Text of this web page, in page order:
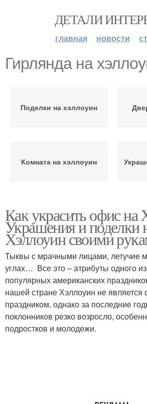
ДЕТАЛИ
главная новости
Гирлянда на
Поделки на хэллоуин
Комната на хэллоуин
Комнаты на хэллоуин
Как украсить офис на
Украшения и поделки
Хэллоуин своими
Тыквы с мрачными лицами, летучие
углах… Все это – атрибуты одного
популярных американских
нашей стране Хэллоуин не
праздником, однако за последние
поклонников резко возросло,
подростков и молодежи.